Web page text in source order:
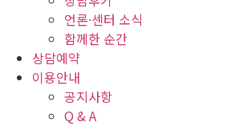
언론·센터 소식
함께한 순간
상담예약
이용안내
공지사항
Q & A